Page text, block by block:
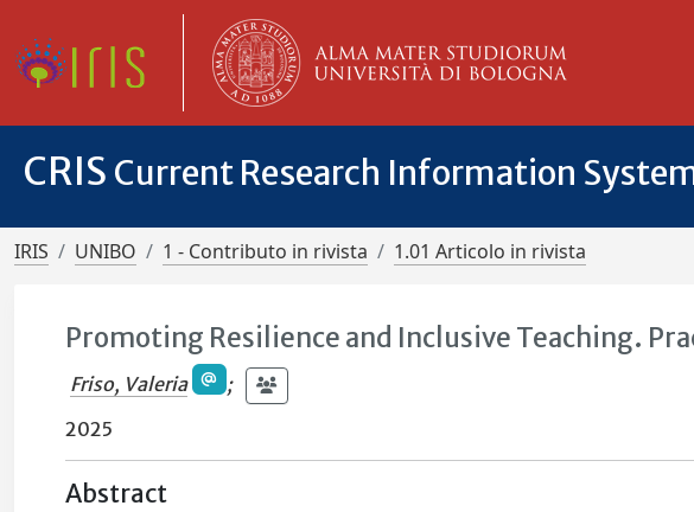
CRIS Current Research Information
IRIS UNIBO 1 - Contributo in rivista 1.01 Articolo in rivista
Promoting Resilience and Inclusive Teaching.
Friso, Valeria
;
2025
Abstract